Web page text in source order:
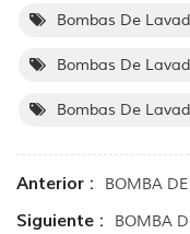
Bombas De
Bombas De
Bombas De
Anterior : BOMBA
Siguiente : BOMBA